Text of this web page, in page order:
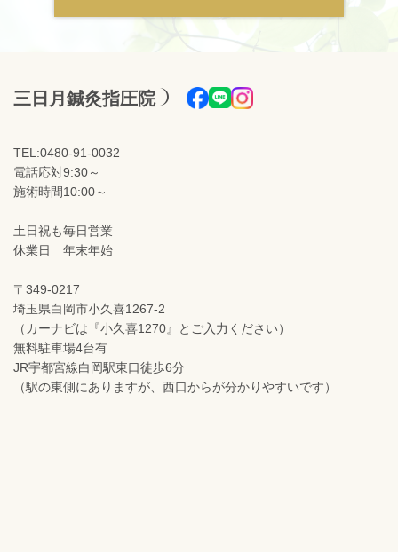
三日月鍼灸指圧院
TEL:0480-91-0032
電話応対9:30～
施術時間10:00～
土日祝も毎日営業
休業日 年末年始
〒349-0217
埼玉県白岡市小久喜1267-2
（カーナビは『小久喜1270』とご入力ください）
無料駐車場4台有
JR宇都宮線白岡駅東口徒歩6分
（駅の東側にありますが、西口からが分かりやすいです）